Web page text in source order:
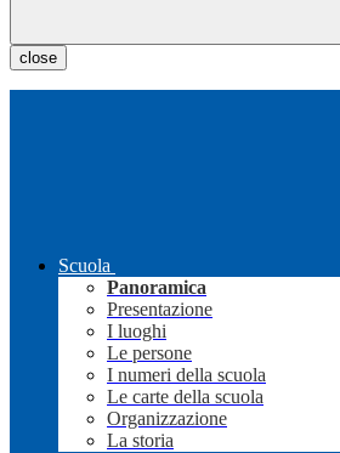
close
Scuola
Panoramica
Presentazione
I luoghi
Le persone
I numeri della scuola
Le carte della scuola
Organizzazione
La storia